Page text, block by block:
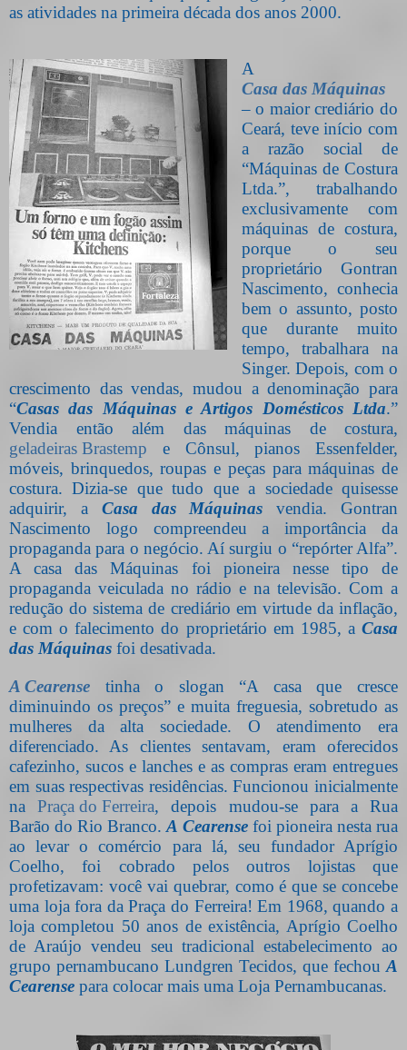
as atividades na primeira década dos anos 2000.
A
Casa das Máquinas
– o maior crediário do
Ceará, teve início com
a razão social de
“Máquinas de Costura
Ltda.”, trabalhando
exclusivamente com
máquinas de costura,
porque o seu
proprietário Gontran
Nascimento, conhecia
bem o assunto, posto
que durante muito
tempo, trabalhara na
Singer. Depois, com o
crescimento das vendas, mudou a denominação para
“Casas das Máquinas e Artigos Domésticos Ltda.”
Vendia então além das máquinas de costura,
geladeiras Brastemp e Cônsul, pianos Essenfelder,
móveis, brinquedos, roupas e peças para máquinas de
costura. Dizia-se que tudo que a sociedade quisesse
adquirir, a Casa das Máquinas vendia. Gontran
Nascimento logo compreendeu a importância da
propaganda para o negócio. Aí surgiu o “repórter Alfa”.
A casa das Máquinas foi pioneira nesse tipo de
propaganda veiculada no rádio e na televisão. Com a
redução do sistema de crediário em virtude da inflação,
e com o falecimento do proprietário em 1985, a Casa
das Máquinas foi desativada.
A Cearense tinha o slogan “A casa que cresce
diminuindo os preços” e muita freguesia, sobretudo as
mulheres da alta sociedade. O atendimento era
diferenciado. As clientes sentavam, eram oferecidos
cafezinho, sucos e lanches e as compras eram entregues
em suas respectivas residências. Funcionou inicialmente
naPraça do Ferreira, depois mudou-se para a Rua
Barão do Rio Branco.A Cearensefoi pioneira nesta rua
ao levar o comércio para lá, seu fundador Aprígio
Coelho, foi cobrado pelos outros lojistas que
profetizavam: você vai quebrar, como é que se concebe
uma loja fora da Praça do Ferreira! Em 1968, quando a
loja completou 50 anos de existência, Aprígio Coelho
de Araújo vendeu seu tradicional estabelecimento ao
grupo pernambucano Lundgren Tecidos, que fechou A
Cearense para colocar mais uma Loja Pernambucanas.